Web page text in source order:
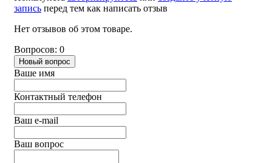
запись перед тем как написать отзыв
Нет отзывов об этом товаре.
Вопросов: 0
Новый вопрос
Ваше имя
Контактный телефон
Ваш e-mail
Ваш вопрос